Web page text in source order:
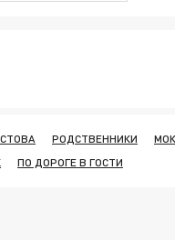
РОДСТВЕННИКИ
ПО ДОРОГЕ В ГОСТИ